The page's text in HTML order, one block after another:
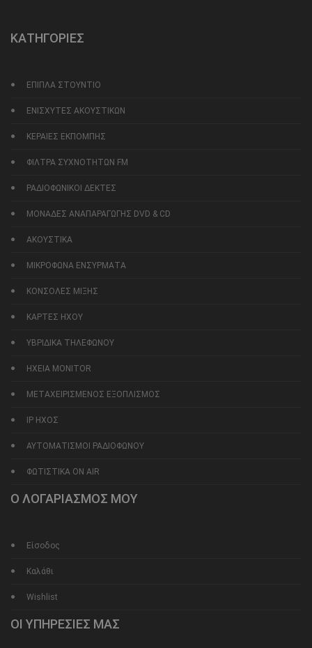
ΚΑΤΗΓΟΡΙΕΣ
ΕΠΙΠΛΑ ΣΤΟΥΝΤΙΟ
ΕΝΙΣΧΥΤΕΣ ΑΚΟΥΣΤΙΚΩΝ
ΚΕΡΑΙΕΣ ΕΚΠΟΜΠΗΣ
ΦΙΛΤΡΑ ΣΥΧΝΟΤΗΤΩΝ FM
ΡΑΔΙΟΦΩΝΙΚΟΙ ΔΕΚΤΕΣ
ΜΟΝΑΔΕΣ ΑΝΑΠΑΡΑΓΩΓΗΣ DVD & CD
ΑΚΟΥΣΤΙΚΑ
ΜΙΚΡΟΦΩΝΑ ΕΝΣΥΡΜΑΤΑ
ΚΟΝΣΟΛΕΣ ΜΙΞΗΣ
ΚΑΡΤΕΣ ΗΧΟΥ
ΥΒΡΙΔΙΚΑ ΤΗΛΕΦΩΝΟΥ
ΗΧΕΙΑ MONITOR
ΜΕΤΑΧΕΙΡΙΣΜΕΝΟΣ ΕΞΟΠΛΙΣΜΟΣ
IP ΗΧΟΣ
ΑΥΤΟΜΑΤΙΣΜΟΙ ΡΑΔΙΟΦΩΝΟΥ
ΦΩΤΙΣΤΙΚΑ ON AIR
Ο ΛΟΓΑΡΙΑΣΜΟΣ ΜΟΥ
Είσοδος
Καλάθι
Wishlist
ΟΙ ΥΠΗΡΕΣΙΕΣ ΜΑΣ